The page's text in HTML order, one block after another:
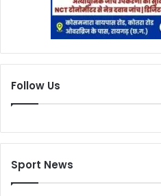
Follow Us
Sport News